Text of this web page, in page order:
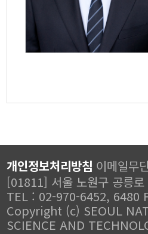
개인정보처리방침 이메일무
[01811] 서울 노원구 공릉
TEL : 02-970-6452, 6480
Copyright (c) SEOUL
SCIENCE AND